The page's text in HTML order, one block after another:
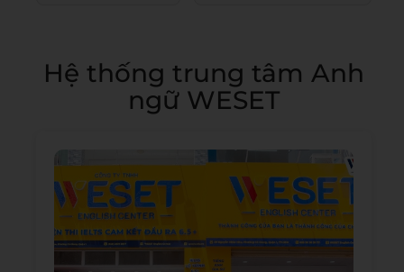
Hệ thống trung tâm Anh
ngữ WESET